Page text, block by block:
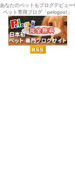
あなたのペットもブログデビュー!
ペット専用ブログ「pelogoo!」